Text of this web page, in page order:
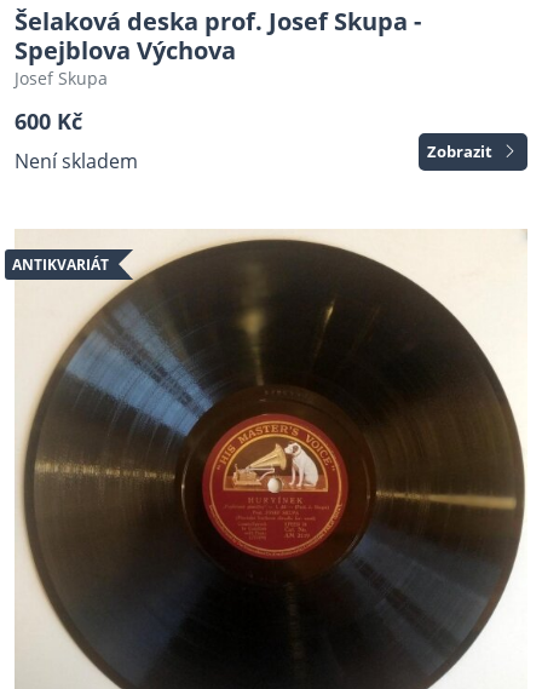
Šelaková deska prof. Josef Skupa -
Spejblova Výchova
Josef Skupa
600 Kč
Není skladem Zobrazit
ANTIKVARIÁT